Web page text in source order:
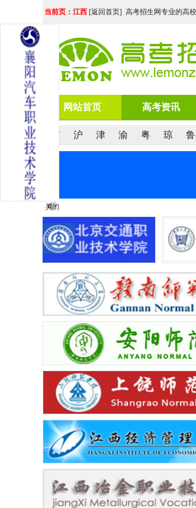
当前页：江西 [返回首页] 高考招生网专业的高校
网站首页 高考资讯
京 沪 津 渝 粤 琼 鲁
关闭